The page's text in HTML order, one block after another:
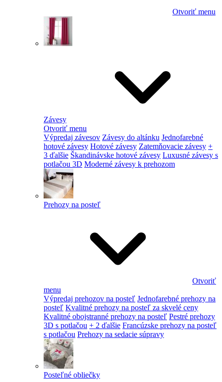
Otvoriť menu
Závesy
Otvoriť menu
Výpredaj závesov Závesy do altánku Jednofarebné
hotové závesy Hotové závesy Zatemňovacie závesy +
3 ďalšie Škandinávske hotové závesy Luxusné závesy s
potlačou 3D Moderné závesy k prehozom
Prehozy na posteľ
Otvoriť
menu
Výpredaj prehozov na posteľ Jednofarebné prehozy na
posteľ Kvalitné prehozy na posteľ za skvelé ceny
Kvalitné obojstranné prehozy na posteľ Pestré prehozy
3D s potlačou + 2 ďalšie Francúzske prehozy na posteľ
s potlačou Prehozy na sedacie súpravy
Posteľné obliečky